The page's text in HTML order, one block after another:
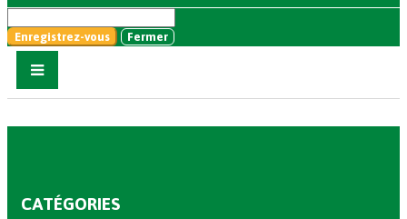
Enregistrez-vous Fermer
CATÉGORIES